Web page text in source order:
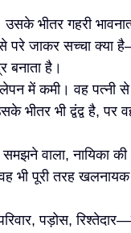
भीतर गहरी
से परे जाकर सच्चा क्या
बनाता है।
में कमी। वह पत्नी से
भी द्वंद्व है, पर
वाला, नायिका
भी पूरी तरह खलनायक
पड़ोस,